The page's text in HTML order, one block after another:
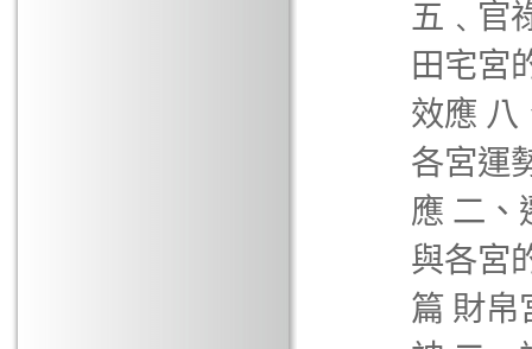
五﹑官
田宅宮
效應 八
各宮運
應 二、
與各宮
篇 財帛